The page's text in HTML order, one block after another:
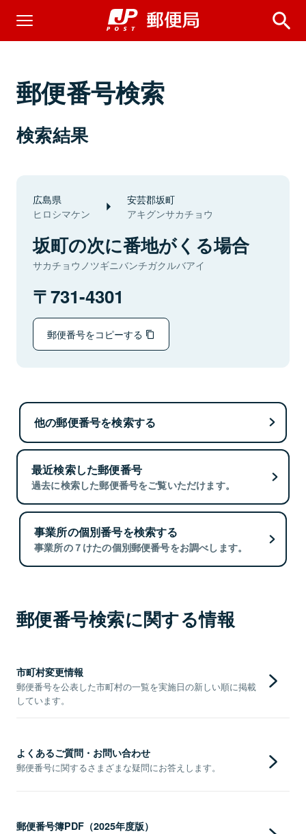
郵便番号検索
検索結果
広島県
ヒロシマケン
安芸郡坂町
アキグンサカチョウ
坂町の次に番地がくる場合
サカチョウノツギニバンチガクルバアイ
731-4301
郵便番号をコピーする
他の郵便番号を検索する
最近検索した郵便番号
過去に検索した郵便番号をご覧いただけます。
事業所の個別番号を検索する
事業所の７けたの個別郵便番号をお調べします。
郵便番号検索に関する情報
市町村変更情報
郵便番号を公表した市町村の一覧を実施日の新しい順に掲載
しています。
よくあるご質問・お問い合わせ
郵便番号に関するさまざまな疑問にお答えします。
郵便番号簿PDF（2025年度版）